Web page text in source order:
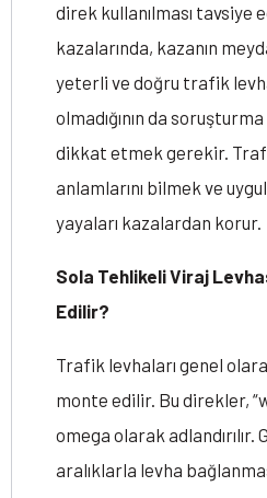
direk kullanılması
kazalarında, kazanın
yeterli ve doğru trafik
olmadığının da
dikkat etmek gerekir.
anlamlarını bilmek ve
yayaları kazalardan korur.
Sola Tehlikeli Viraj
Edilir?
Trafik levhaları genel
monte edilir. Bu direkler,
omega olarak adlandırılır.
aralıklarla levha